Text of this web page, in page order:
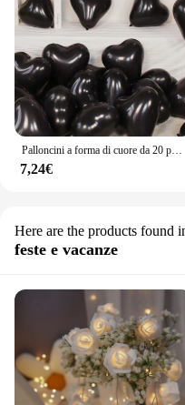
Palloncini a forma di cuore da 20 pezzi palloncino in lattice rosso rosa nero per la decorazione dell'anniversario della festa nuziale di fidanzamento di san valentino fai da te
7,24€
Here are the products found
feste e vacanze